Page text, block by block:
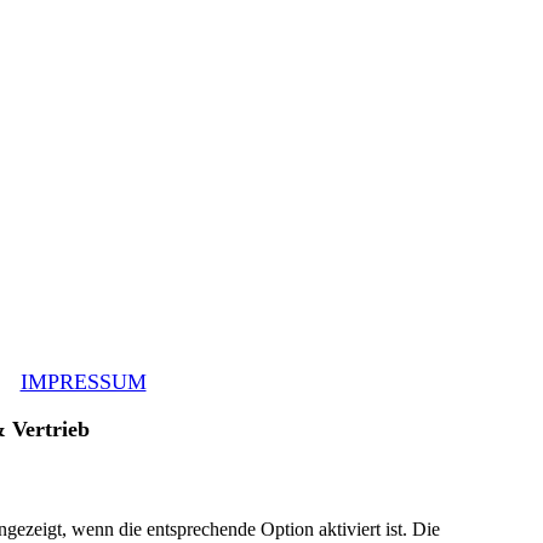
IMPRESSUM
Vertrieb
wenn die entsprechende Option aktiviert ist. Die